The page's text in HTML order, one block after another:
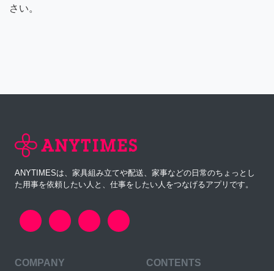
さい。
ANYTIMESは、家具組み立てや配送、家事などの日常のちょっとし
た用事を依頼したい人と、仕事をしたい人をつなげるアプリです。
COMPANY CONTENTS